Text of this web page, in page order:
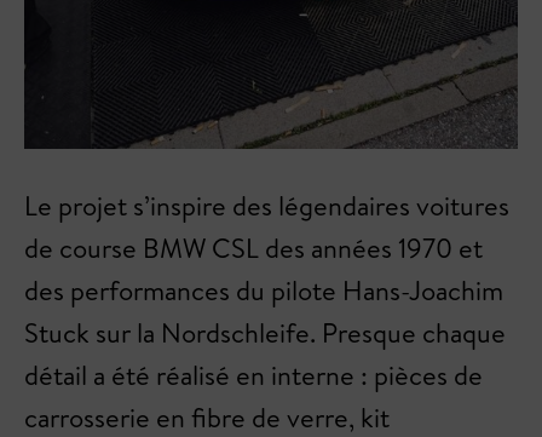
Le projet s’inspire des légendaires voitures
de course BMW CSL des années 1970 et
des performances du pilote Hans-Joachim
Stuck sur la Nordschleife. Presque chaque
détail a été réalisé en interne : pièces de
carrosserie en fibre de verre, kit